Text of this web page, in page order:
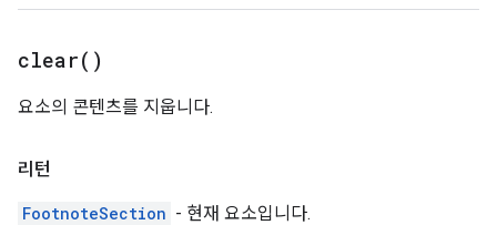
clear( )
요소의 콘텐츠를 지웁니다.
리턴
FootnoteSection - 현재 요소입니다.